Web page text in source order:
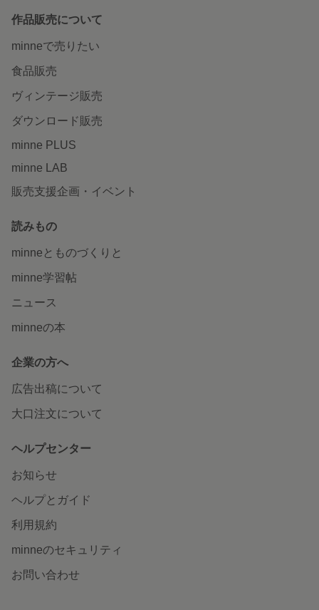
作品販売について
minneで売りたい
食品販売
ヴィンテージ販売
ダウンロード販売
minne PLUS
minne LAB
販売支援企画・イベント
読みもの
minneとものづくりと
minne学習帖
ニュース
minneの本
企業の方へ
広告出稿について
大口注文について
ヘルプセンター
お知らせ
ヘルプとガイド
利用規約
minneのセキュリティ
お問い合わせ